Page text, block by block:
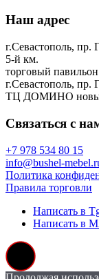
Наш адрес
г.Севастополь,
5-й км.
торговый
г.Севастополь, пр.
ТЦ ДОМИНО новый
Связаться с
+7 978 534 80 15
info@bushel-
Политика
Правила торговли
Написать в
Написать в